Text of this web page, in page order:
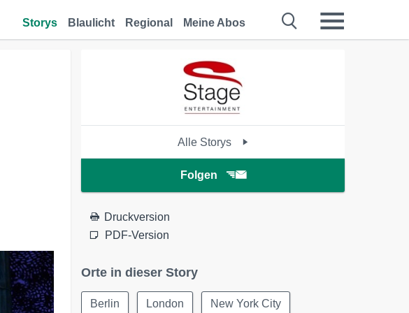
Storys Blaulicht Regional Meine Abos
Alle Storys
Folgen
Druckversion
PDF-Version
Orte in dieser Story
Berlin London New York City